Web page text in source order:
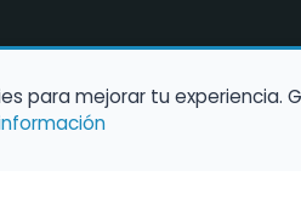
para mejorar tu experiencia.